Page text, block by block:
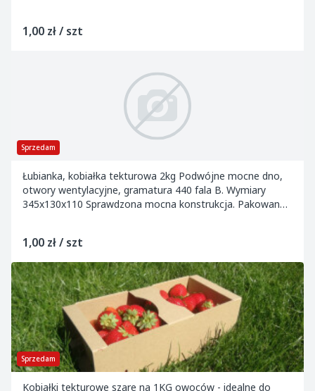
1,00 zł / szt
Sprzedam
Łubianka, kobiałka tekturowa 2kg Podwójne mocne dno,
otwory wentylacyjne, gramatura 440 fala B. Wymiary
345x130x110 Sprawdzona mocna konstrukcja. Pakowane
1,00 zł / szt
Sprzedam
Kobiałki tekturowe szare na 1KG owoców - idealne do